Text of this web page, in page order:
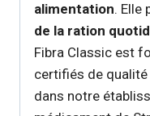
alimentation. Elle
de la ration
Fibra Classic est
certifiés de
dans notre